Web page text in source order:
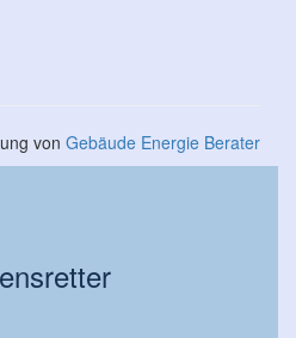
von Gebäude Energie Berater